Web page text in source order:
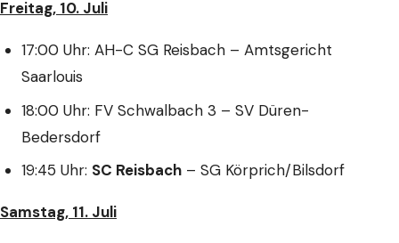
Freitag, 10. Juli
17:00 Uhr: AH-C SG Reisbach – Amtsgericht
Saarlouis
18:00 Uhr: FV Schwalbach 3 – SV Düren-
Bedersdorf
19:45 Uhr: SC Reisbach– SG Körprich/Bilsdorf
Samstag, 11. Juli